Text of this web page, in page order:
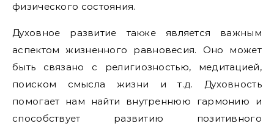
физического состояния.
Духовное развитие также является важным
аспектом жизненного равновесия. Оно может
быть связано с религиозностью, медитацией,
поиском смысла жизни и т.д. Духовность
помогает нам найти внутреннюю гармонию и
способствует развитию позитивного